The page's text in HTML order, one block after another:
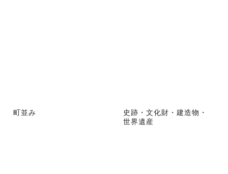
町並み
史跡・文化財・建造物・
世界遺産